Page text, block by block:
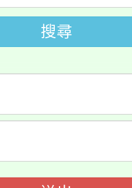
師甄選結果(
化大學推廣
溝通分析基
生輔導中心
輔導、社會
名參加。
政府辦理
短影音徵選
及活動海報
加。
助參觀特色
施計畫」
教育部表揚
貢獻獎」
搜尋